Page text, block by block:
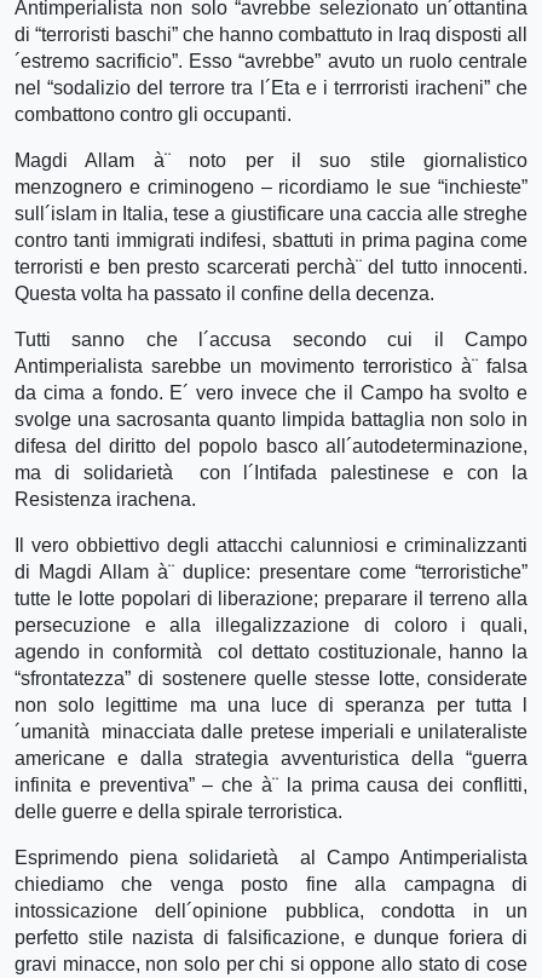
Antimperialista non solo “avrebbe selezionato un´ottantina
di “terroristi baschi” che hanno combattuto in Iraq disposti all
´estremo sacrificio”. Esso “avrebbe” avuto un ruolo centrale
nel “sodalizio del terrore tra l´Eta e i terrroristi iracheni” che
combattono contro gli occupanti.
Magdi Allam à¨ noto per il suo stile giornalistico
menzognero e criminogeno – ricordiamo le sue “inchieste”
sull´islam in Italia, tese a giustificare una caccia alle streghe
contro tanti immigrati indifesi, sbattuti in prima pagina come
terroristi e ben presto scarcerati perchà¨ del tutto innocenti.
Questa volta ha passato il confine della decenza.
Tutti sanno che l´accusa secondo cui il Campo
Antimperialista sarebbe un movimento terroristico à¨ falsa
da cima a fondo. E´ vero invece che il Campo ha svolto e
svolge una sacrosanta quanto limpida battaglia non solo in
difesa del diritto del popolo basco all´autodeterminazione,
ma di solidarietà con l´Intifada palestinese e con la
Resistenza irachena.
Il vero obbiettivo degli attacchi calunniosi e criminalizzanti
di Magdi Allam à¨ duplice: presentare come “terroristiche”
tutte le lotte popolari di liberazione; preparare il terreno alla
persecuzione e alla illegalizzazione di coloro i quali,
agendo in conformità col dettato costituzionale, hanno la
“sfrontatezza” di sostenere quelle stesse lotte, considerate
non solo legittime ma una luce di speranza per tutta l
´umanità minacciata dalle pretese imperiali e unilateraliste
americane e dalla strategia avventuristica della “guerra
infinita e preventiva” – che à¨ la prima causa dei conflitti,
delle guerre e della spirale terroristica.
Esprimendo piena solidarietà al Campo Antimperialista
chiediamo che venga posto fine alla campagna di
intossicazione dell´opinione pubblica, condotta in un
perfetto stile nazista di falsificazione, e dunque foriera di
gravi minacce, non solo per chi si oppone allo stato di cose